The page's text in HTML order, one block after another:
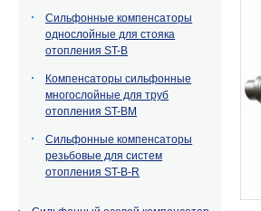
Сильфонные компенсаторы
однослойные для стояка
отопления ST-B
Компенсаторы сильфонные
многослойные для труб
отопления ST-BM
Сильфонные компенсаторы
резьбовые для систем
отопления ST-B-R